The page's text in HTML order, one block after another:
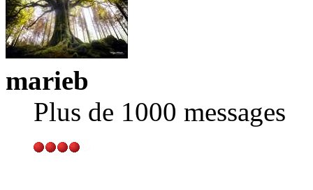
marieb
Plus de 1000 messages